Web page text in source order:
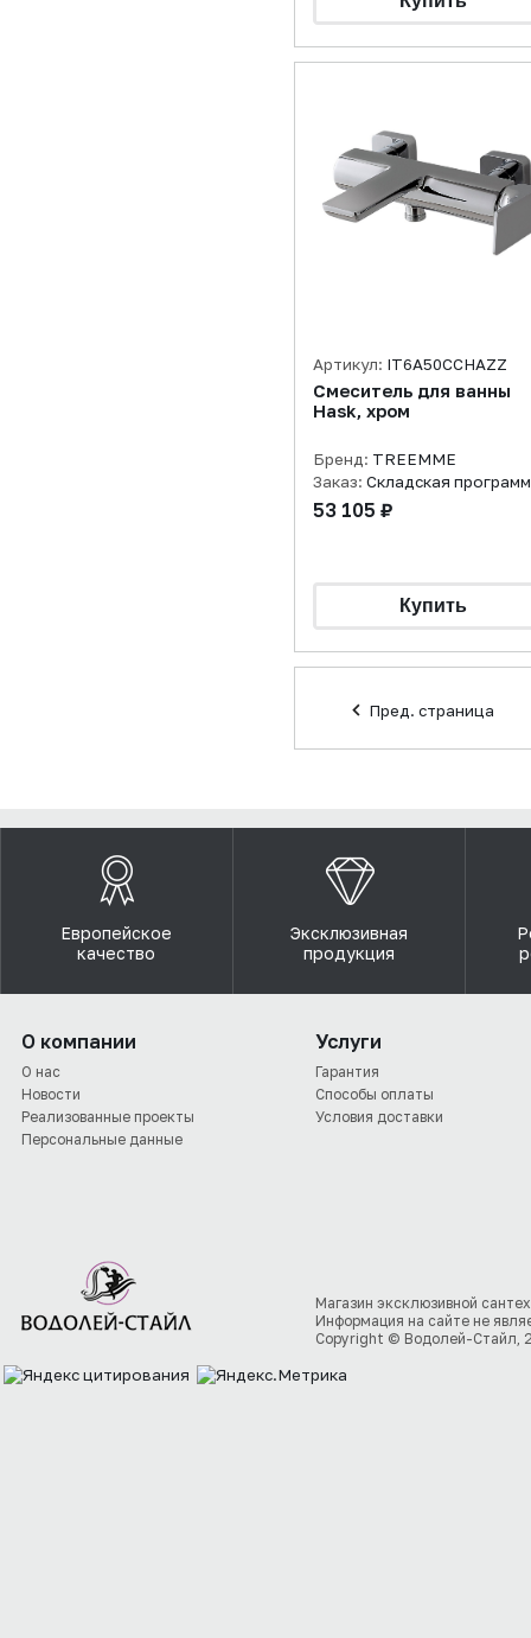
Артикул: IT6A50CCHAZZ
Смеситель для ванны
Hask, хром
Бренд: TREEMME
Заказ: Складская
53 105 ₽
Пред. страница
Европейское
качество
Эксклюзивная
продукция
О компании
О нас
Новости
Реализованные проекты
Персональные данные
Услуги
Гарантия
Способы оплаты
Условия доставки
Магазин эксклюзивной
Информация на сайте не
Copyright © Водолей-Стайл,